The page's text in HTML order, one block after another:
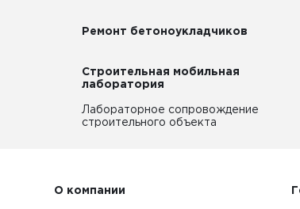
Ремонт бетоноукладчиков
Строительная мобильная
лаборатория
Лабораторное сопровождение
строительного объекта
О компании